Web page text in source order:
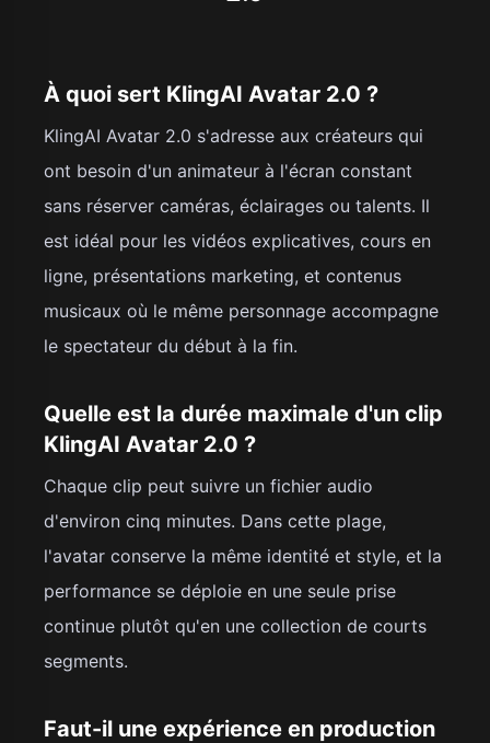
À quoi sert KlingAI Avatar 2.0 ?
KlingAI Avatar 2.0 s'adresse aux créateurs qui
ont besoin d'un animateur à l'écran constant
sans réserver caméras, éclairages ou talents. Il
est idéal pour les vidéos explicatives, cours en
ligne, présentations marketing, et contenus
musicaux où le même personnage accompagne
le spectateur du début à la fin.
Quelle est la durée maximale d'un clip
KlingAI Avatar 2.0 ?
Chaque clip peut suivre un fichier audio
d'environ cinq minutes. Dans cette plage,
l'avatar conserve la même identité et style, et la
performance se déploie en une seule prise
continue plutôt qu'en une collection de courts
segments.
Faut-il une expérience en production